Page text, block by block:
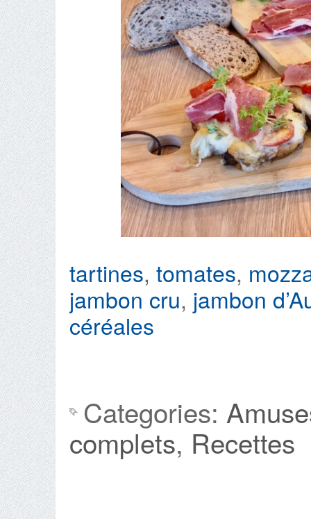
tartines, tomates,
jambon cru, jambon
céréales
Categories:
complets, Recettes